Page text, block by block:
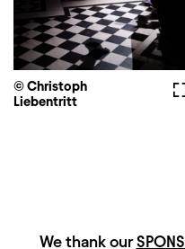
© Christoph
Liebentritt
We thank our